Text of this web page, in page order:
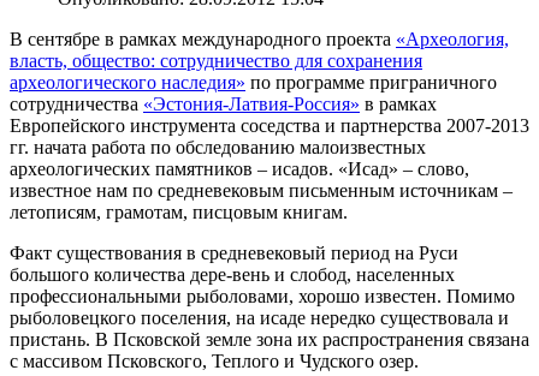
В сентябре в рамках международного проекта «Археология,
власть, общество: сотрудничество для сохранения
археологического наследия» по программе приграничного
сотрудничества «Эстония-Латвия-Россия» в рамках
Европейского инструмента соседства и партнерства 2007-2013
гг. начата работа по обследованию малоизвестных
археологических памятников – исадов. «Исад» – слово,
известное нам по средневековым письменным источникам –
летописям, грамотам, писцовым книгам.
Факт существования в средневековый период на Руси
большого количества дере-вень и слобод, населенных
профессиональными рыболовами, хорошо известен. Помимо
рыболовецкого поселения, на исаде нередко существовала и
пристань. В Псковской земле зона их распространения связана
с массивом Псковского, Теплого и Чудского озер.